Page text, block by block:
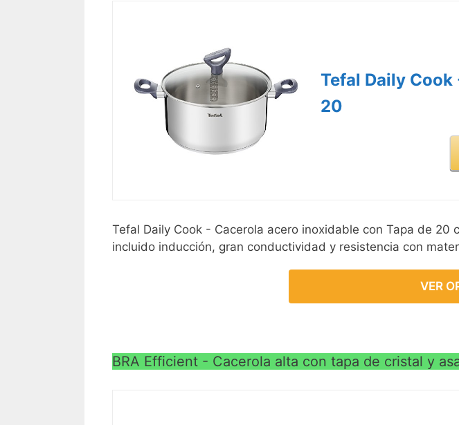
Tefal Daily
20
Tefal Daily Cook - Cacerola acero inoxidable con Tapa de
incluido inducción, gran conductividad y resistencia con
VER
BRA Efficient - Cacerola alta con tapa de cristal y